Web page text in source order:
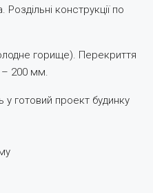
конструкції по
горище). Перекриття
– 200 мм.
готовий проект будинку